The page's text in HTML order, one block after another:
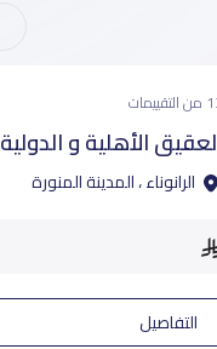
الأهلية و الدولية
الرانوناء ، المدينة المنورة
التفاصيل